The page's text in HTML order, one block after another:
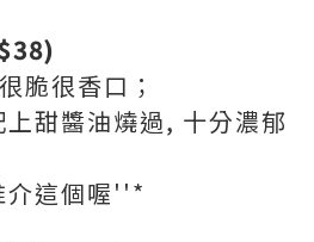
脆很香口；
甜醬油燒過, 十分濃郁
介這個喔''*